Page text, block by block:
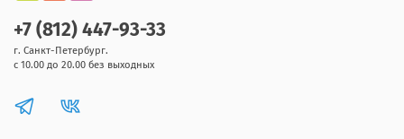
+7 (812) 447-93-33
г. Санкт-Петербург.
с 10.00 до 20.00 без выходных